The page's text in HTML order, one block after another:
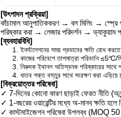
[উৎপাদন প্রক্রিয়া]
কাঁচামাল আনুপাতিককরণ → বল মিলিং → স্প্রে
পরিষ্কার করা → লেজার পরিদর্শন → ভ্যাকুয়াম
[ব্যবহারবিধি]
ইনস্টলেশনের সময় প্রভাবের ক্ষতি রোধ করতে
কাজের পরিবেশে তাপমাত্রা পরিবর্তন ≤5℃/
নিরুদক ইথানল অতিস্বনক পরিষ্কারের
ধাতব শক্ত বস্তুর সাথে সংরক্ষণ করা এড়িয়ে
[বিক্রয়োত্তর পরিষেবা]
✓ 7-দিনের কোনো কারণ ছাড়াই ফেরত নীতি
✓ 1-বছরের ওয়ারেন্টির মধ্যে অ-মানব ক্ষতি হলে
✓ কাস্টমাইজেশন পরিষেবা উপলব্ধ (MOQ 50